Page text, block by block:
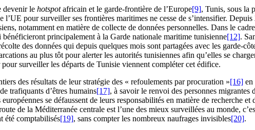
devenir le hotspotafricain et le garde-frontière de l’Europe[9], Tunis, sous la
l’UE pour surveiller ses frontières maritimes ne cesse de s’intensifier.
notamment en matière de collecte de données personnelles. Dans le
principalement à la Garde nationale maritime tunisienne[12].
des données qui depuis quelques mois sont partagées avec les garde-
au plus tôt pour alerter les autorités tunisiennes afin qu’elles se
surveiller les départs de Tunisie viennent compléter cet édifice.
des résultats de leur stratégie des « refoulements par procuration »[16] en
trafiquants d’êtres humains[17], à savoir le renvoi des personnes migrantes
se défaussent de leurs responsabilités en matière de recherche
de la Méditerranée centrale est l’une des mieux surveillées au monde,
été comptabilisés[19], sans compter les nombreux naufrages invisibles[20].